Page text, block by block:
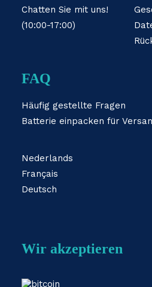
Chatten Sie mit uns!
(10:00-17:00)
FAQ
Häufig gestellte Fragen
Batterie einpacken für
Nederlands
Français
Deutsch
Wir akzeptieren